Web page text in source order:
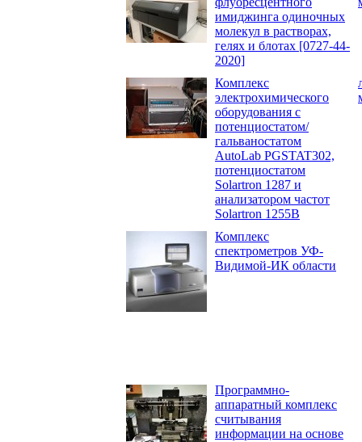
имиджинга одиночных
молекул в растворах,
гелях и блотах [0727-44-
2020]
Комплекс
электрохимического
оборудования с
потенциостатом/
гальваностатом
AutoLab PGSTAT302,
потенциостатом
Solartron 1287 и
анализатором частот
Solartron 1255B
Комплекс
спектрометров УФ-
Видимой-ИК области
Программно-
аппаратный комплекс
считывания
информации на основе